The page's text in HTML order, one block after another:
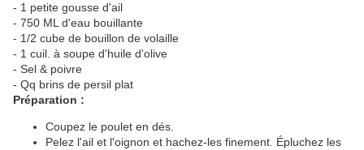
- 1 petite gousse d'ail
- 750 ML d'eau bouillante
- 1/2 cube de bouillon de volaille
- 1 cuil. à soupe d'huile d'olive
- Sel & poivre
- Qq brins de persil plat
Préparation :
Coupez le poulet en dés.
Pelez l'ail et l'oignon et hachez-les finement. Épluchez les